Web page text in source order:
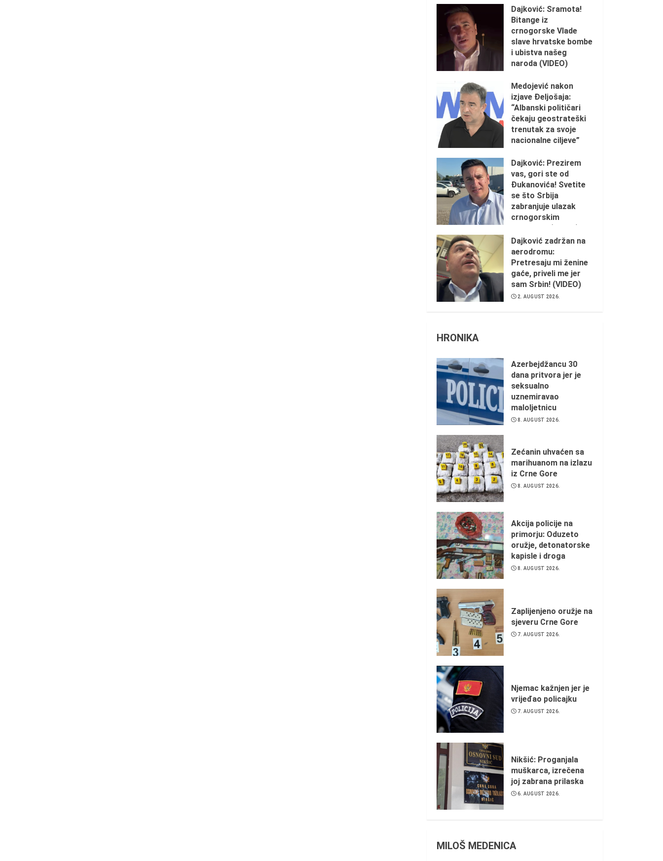
Dajković: Sramota!
Bitange iz
crnogorske Vlade
slave hrvatske bombe
i ubistva našeg
naroda (VIDEO)
Medojević nakon
izjave Đeljošaja:
“Albanski političari
čekaju geostrateški
trenutak za svoje
nacionalne ciljeve”
Dajković: Prezirem
vas, gori ste od
Đukanovića! Svetite
se što Srbija
zabranjuje ulazak
crnogorskim
ustašama (VIDEO)
2. AUGUST 2026.
Dajković zadržan na
aerodromu:
Pretresaju mi ženine
gaće, priveli me jer
sam Srbin! (VIDEO)
2. AUGUST 2026.
HRONIKA
Azerbejdžancu 30
dana pritvora jer je
seksualno
uznemiravao
maloljetnicu
8. AUGUST 2026.
Zećanin uhvaćen sa
marihuanom na izlazu
iz Crne Gore
8. AUGUST 2026.
Akcija policije na
primorju: Oduzeto
oružje, detonatorske
kapisle i droga
8. AUGUST 2026.
Zaplijenjeno oružje na
sjeveru Crne Gore
7. AUGUST 2026.
Njemac kažnjen jer je
vrijeđao policajku
7. AUGUST 2026.
Nikšić: Proganjala
muškarca, izrečena
joj zabrana prilaska
6. AUGUST 2026.
MILOŠ MEDENICA